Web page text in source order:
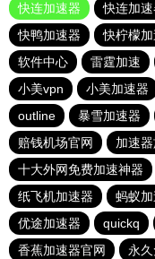
快连加速器
快连加
快鸭加速器
快柠檬
软件中心
雷霆加速
小美vpn
小美加速器
outline
暴雪加速器
赔钱机场官网
加速
十大外网免费加速神器
纸飞机加速器
蚂蚁
优途加速器
quickq
香蕉加速器官网
永